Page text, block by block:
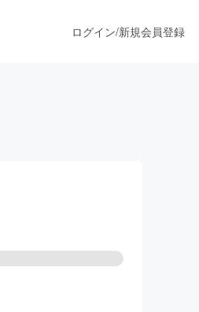
ログイン/新規会員登録